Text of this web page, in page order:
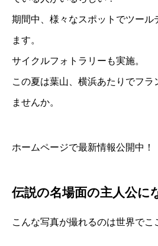
期間中、様々なスポットでツール
ます。
サイクルフォトラリーも実施。
この夏は葉山、横浜あたりでフラ
ませんか。
ホームページで最新情報公開中！
伝説の名場面の主人公に
こんな写真が撮れるのは世界でこ